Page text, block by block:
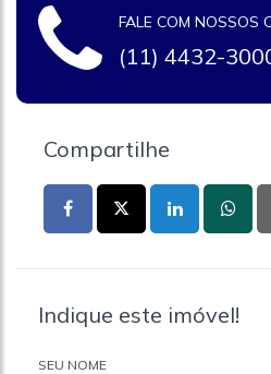
FALE COM NOSSOS
(11) 4432-
Compartilhe
Indique este imóvel!
SEU NOME